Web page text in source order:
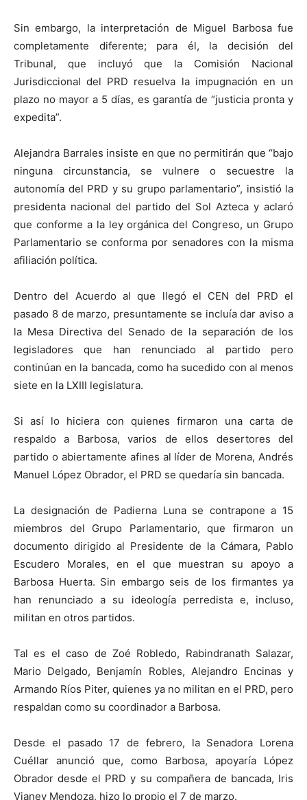
Sin embargo, la interpretación de Miguel Barbosa fue
completamente diferente; para él, la decisión del
Tribunal, que incluyó que la Comisión Nacional
Jurisdiccional del PRD resuelva la impugnación en un
plazo no mayor a 5 días, es garantía de “justicia pronta y
expedita”.
Alejandra Barrales insiste en que no permitirán que “bajo
ninguna circunstancia, se vulnere o secuestre la
autonomía del PRD y su grupo parlamentario”, insistió la
presidenta nacional del partido del Sol Azteca y aclaró
que conforme a la ley orgánica del Congreso, un Grupo
Parlamentario se conforma por senadores con la misma
afiliación política.
Dentro del Acuerdo al que llegó el CEN del PRD el
pasado 8 de marzo, presuntamente se incluía dar aviso a
la Mesa Directiva del Senado de la separación de los
legisladores que han renunciado al partido pero
continúan en la bancada, como ha sucedido con al menos
siete en la LXIII legislatura.
Si así lo hiciera con quienes firmaron una carta de
respaldo a Barbosa, varios de ellos desertores del
partido o abiertamente afines al líder de Morena, Andrés
Manuel López Obrador, el PRD se quedaría sin bancada.
La designación de Padierna Luna se contrapone a 15
miembros del Grupo Parlamentario, que firmaron un
documento dirigido al Presidente de la Cámara, Pablo
Escudero Morales, en el que muestran su apoyo a
Barbosa Huerta. Sin embargo seis de los firmantes ya
han renunciado a su ideología perredista e, incluso,
militan en otros partidos.
Tal es el caso de Zoé Robledo, Rabindranath Salazar,
Mario Delgado, Benjamín Robles, Alejandro Encinas y
Armando Ríos Piter, quienes ya no militan en el PRD, pero
respaldan como su coordinador a Barbosa.
Desde el pasado 17 de febrero, la Senadora Lorena
Cuéllar anunció que, como Barbosa, apoyaría López
Obrador desde el PRD y su compañera de bancada, Iris
Vianey Mendoza, hizo lo propio el 7 de marzo.